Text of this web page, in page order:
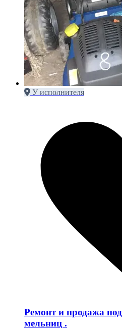
У исполнителя
Ремонт и продажа
мельниц .